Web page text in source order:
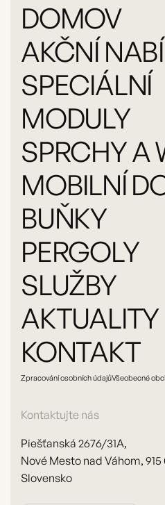
DOMOV
AKČNÍ
SPECIÁLNÍ
MODULY
SPRCHY A
MOBILNÍ
BUŇKY
PERGOLY
SLUŽBY
AKTUALITY
KONTAKT
Zpracování osobních údajůVšeobecné
Kontaktujte nás
Piešťanská 2676/31A,
Nové Mesto nad Váhom, 915
Slovensko